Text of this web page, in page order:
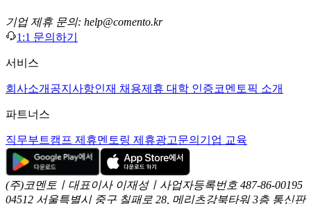
기업 제휴 문의: help@comento.kr
1:1 문의하기
서비스
회사소개 공지사항인재 채용제휴 대학 인증코멘토픽 소개
파트너스
직무부트캠프 제휴멘토링 제휴광고문의 기업 교육
(주)코멘토ㅣ대표이사 이재성ㅣ사업자등록번호 487-86-00195
04512 서울특별시 중구 칠패로 28, 메리츠강북타워 3층 통신판